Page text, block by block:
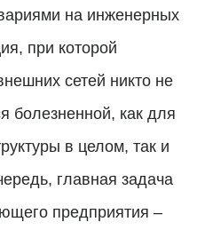
на инженерных
при которой
сетей никто не
болезненной, как для
в целом, так и
главная задача
предприятия –